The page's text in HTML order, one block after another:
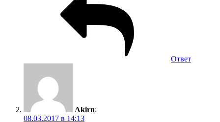
Ответ
Akirn:
08.03.2017 в 14:13